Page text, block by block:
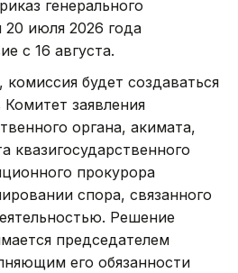
генерального
июля 2026 года
с 16 августа.
будет создаваться
заявления
органа, акимата,
квазигосударственного
прокурора
спора, связанного
Решение
председателем
его обязанности